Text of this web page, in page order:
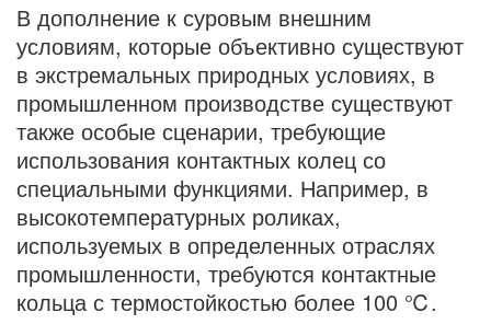
В дополнение к суровым внешним
условиям, которые объективно существуют
в экстремальных природных условиях, в
промышленном производстве существуют
также особые сценарии, требующие
использования контактных колец со
специальными функциями. Например, в
высокотемпературных роликах,
используемых в определенных отраслях
промышленности, требуются контактные
кольца с термостойкостью более 100 ℃.